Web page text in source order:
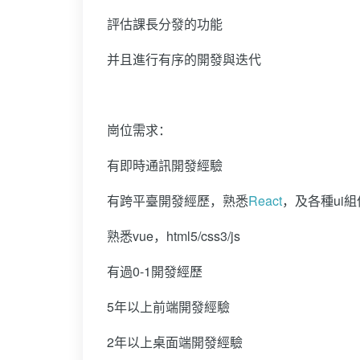
評估課長分發的功能
并且進行有序的開發與迭代
崗位需求：
有即時通訊開發經驗
有跨平臺開發經歷，熟悉React，及各種ui
熟悉vue，html5/css3/js
有過0-1開發經歷
5年以上前端開發經驗
2年以上桌面端開發經驗